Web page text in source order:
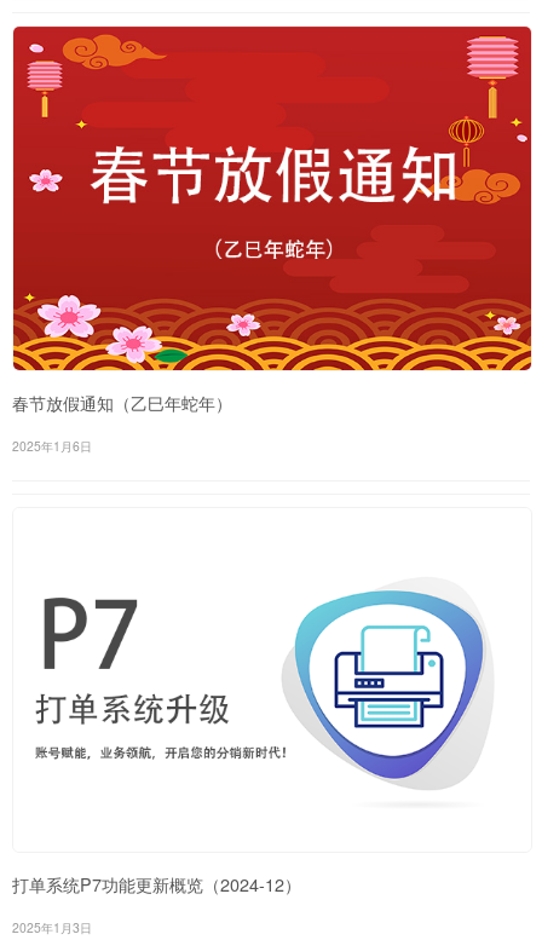
春节放假通知（乙巳年蛇年）
2025年1月6日
打单系统P7功能更新概览（2024-12）
2025年1月3日